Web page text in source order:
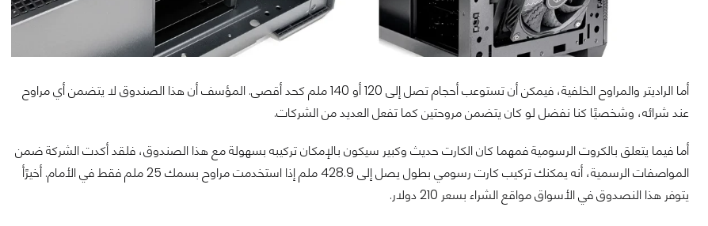
أما الراديتر والمراوح الخلفية، فيمكن أن تستوعب أحجام تصل إلى 120 أو 140 ملم كحد أقصى. المؤسف أن هذا الصندوق لا يتضمن أي مراوح
عند شرائه، وشخصيًا كنا نفضل لو كان يتضمن مروحتين كما تفعل العديد من الشركات.
أما فيما يتعلق بالكروت الرسومية فمهما كان الكارت حديث وكبير سيكون بالإمكان تركيبه بسهولة مع هذا الصندوق، فلقد أكدت الشركة ضمن
المواصفات الرسمية، أنه يمكنك تركيب كارت رسومي بطول يصل إلى 428.9 ملم إذا استخدمت مراوح بسمك 25 ملم فقط في الأمام. أخيرًأ
يتوفر هذا النصدوق في الأسواق مواقع الشراء بسعر 210 دولار.